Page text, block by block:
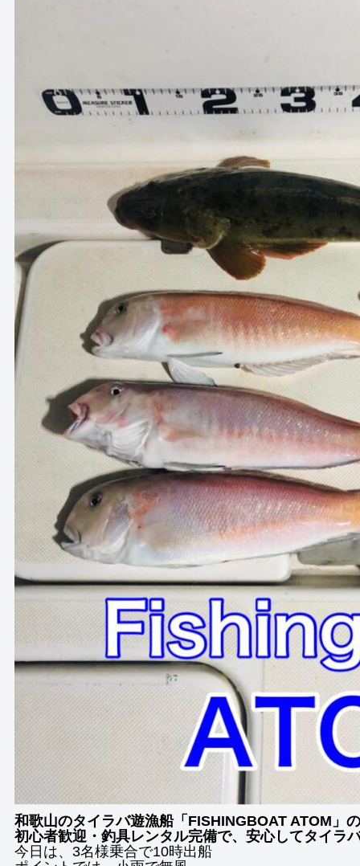
和歌山のタイラバ遊漁船「FISHINGBOAT ATOM」
初心者歓迎・釣具レンタル完備で、安心してタイラ
今日は、3名様乗合で10時出船